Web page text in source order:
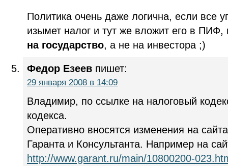
Политика очень даже логична, если все
изымет налог и тут же вложит его в
на государство, а не на инвестора ;)
Федор Езеев пишет:
29 января 2008 в 14:09
Владимир, по ссылке на налоговый
кодекса.
Оперативно вносятся изменения на
Гаранта и Консультанта. Например на
http://www.garant.ru/main/10800200-